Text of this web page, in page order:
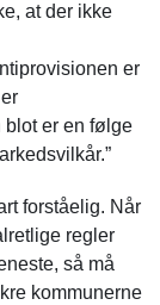
at der ikke
er
blot er en følge
forståelig. Når
regler
så må
kommunerne